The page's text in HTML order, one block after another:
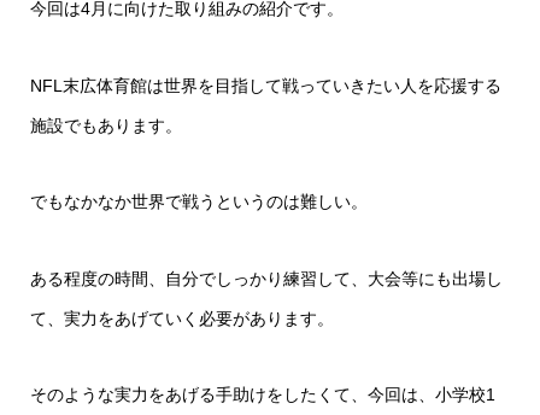
今回は4月に向けた取り組みの紹介です。
NFL末広体育館は世界を目指して戦っていきたい人を応援する
施設でもあります。
でもなかなか世界で戦うというのは難しい。
ある程度の時間、自分でしっかり練習して、大会等にも出場し
て、実力をあげていく必要があります。
そのような実力をあげる手助けをしたくて、今回は、小学校1